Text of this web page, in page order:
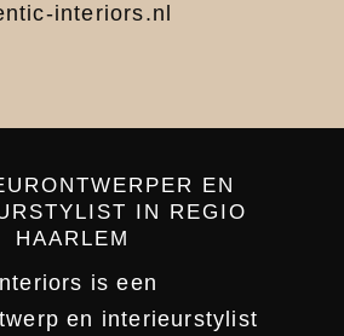
interiors.nl
EN
IN REGIO
HAARLEM
is een
en interieurstylist